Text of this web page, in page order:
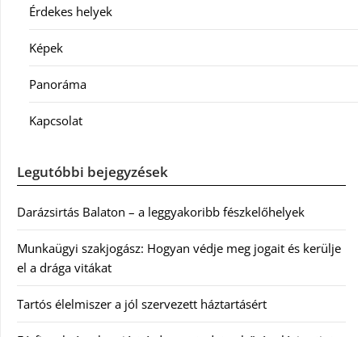
Érdekes helyek
Képek
Panoráma
Kapcsolat
Legutóbbi bejegyzések
Darázsirtás Balaton – a leggyakoribb fészkelőhelyek
Munkaügyi szakjogász: Hogyan védje meg jogait és kerülje
el a drága vitákat
Tartós élelmiszer a jól szervezett háztartásért